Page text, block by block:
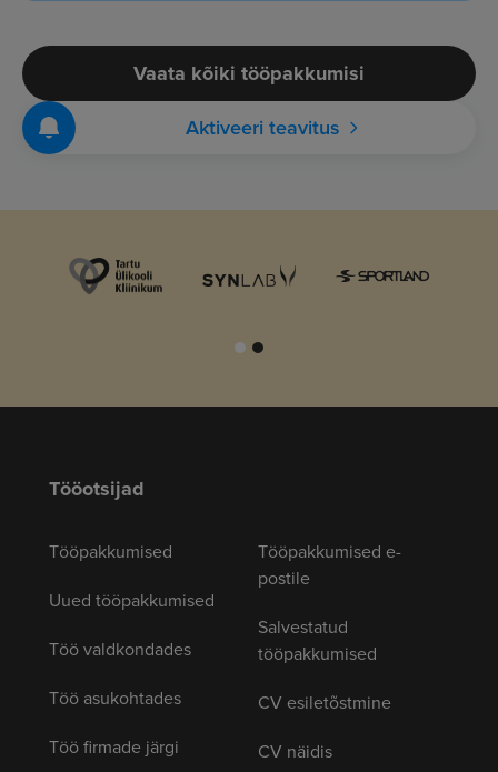
Vaata kõiki tööpakkumisi
Aktiveeri teavitus
Tööotsijad
Tööpakkumised
Uued tööpakkumised
Töö valdkondades
Töö asukohtades
Töö firmade järgi
Tööpakkumised e-
postile
Salvestatud
tööpakkumised
CV esiletõstmine
CV näidis